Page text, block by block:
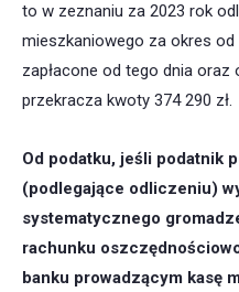
to w zeznaniu za 2023 rok
mieszkaniowego za okres
zapłacone od tego dnia
przekracza kwoty 374 290 zł.
Od podatku, jeśli podatnik
(podlegające odliczeniu)
systematycznego
rachunku
banku prowadzącym kasę